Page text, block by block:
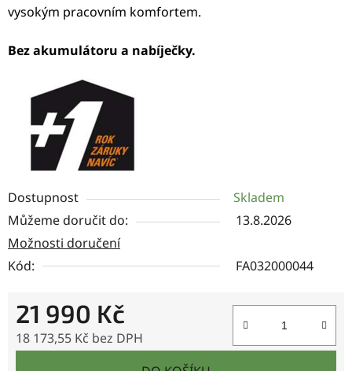
vysokým pracovním komfortem.
Bez akumulátoru a nabíječky.
Dostupnost
Skladem
Můžeme doručit do:
13.8.2026
Možnosti doručení
Kód:
FA032000044
21 990 Kč
18 173,55 Kč bez DPH